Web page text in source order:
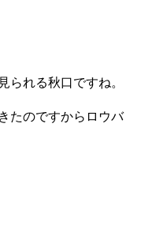
れる秋口ですね。
たのですからロウバ